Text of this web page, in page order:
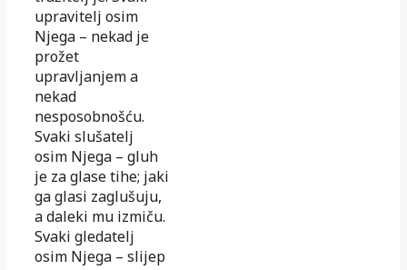
upravitelj osim
Njega – nekad je
prožet
upravljanjem a
nekad
nesposobnošću.
Svaki slušatelj
osim Njega – gluh
je za glase tihe; jaki
ga glasi zaglušuju,
a daleki mu izmiču.
Svaki gledatelj
osim Njega – slijep